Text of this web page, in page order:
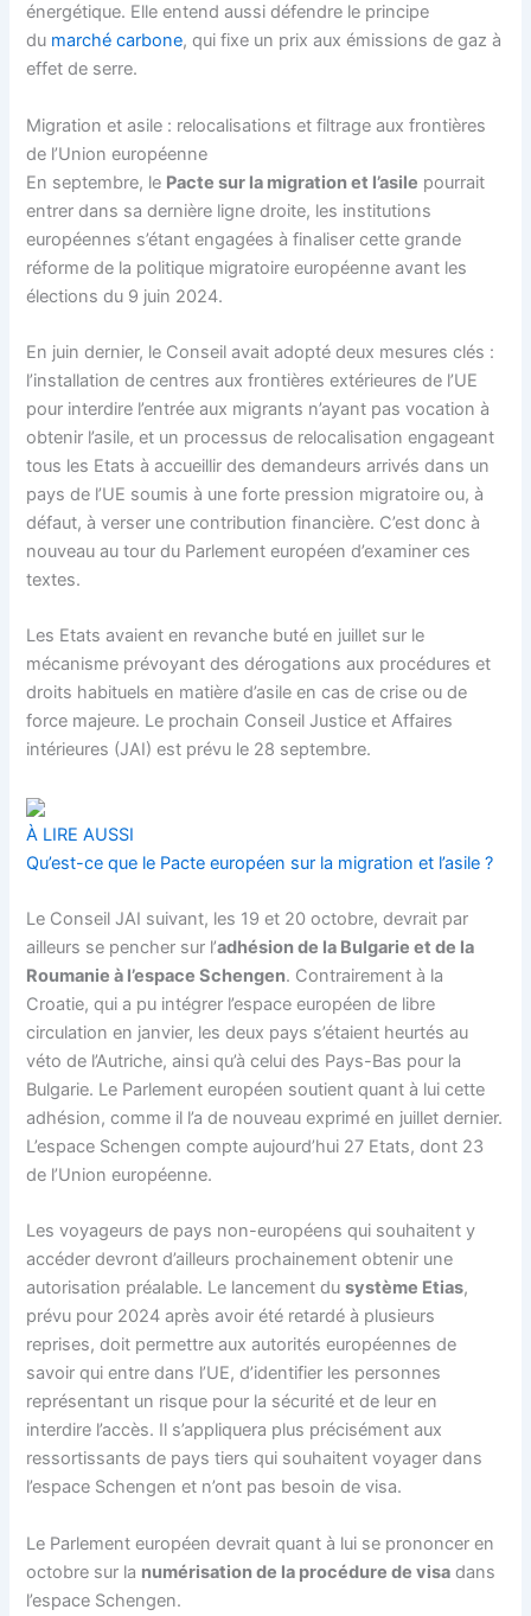
énergétique. Elle entend aussi défendre le principe
du marché carbone, qui fixe un prix aux émissions de gaz à
effet de serre.
Migration et asile : relocalisations et filtrage aux frontières
de l’Union européenne
En septembre, le Pacte sur la migration et l’asile pourrait
entrer dans sa dernière ligne droite, les institutions
européennes s’étant engagées à finaliser cette grande
réforme de la politique migratoire européenne avant les
élections du 9 juin 2024.
En juin dernier, le Conseil avait adopté deux mesures clés :
l’installation de centres aux frontières extérieures de l’UE
pour interdire l’entrée aux migrants n’ayant pas vocation à
obtenir l’asile, et un processus de relocalisation engageant
tous les Etats à accueillir des demandeurs arrivés dans un
pays de l’UE soumis à une forte pression migratoire ou, à
défaut, à verser une contribution financière. C’est donc à
nouveau au tour du Parlement européen d’examiner ces
textes.
Les Etats avaient en revanche buté en juillet sur le
mécanisme prévoyant des dérogations aux procédures et
droits habituels en matière d’asile en cas de crise ou de
force majeure. Le prochain Conseil Justice et Affaires
intérieures (JAI) est prévu le 28 septembre.
À LIRE AUSSI
Qu’est-ce que le Pacte européen sur la migration et l’asile ?
Le Conseil JAI suivant, les 19 et 20 octobre, devrait par
ailleurs se pencher sur l’adhésion de la Bulgarie et de la
Roumanie à l’espaceSchengen. Contrairement à la
Croatie, qui a pu intégrer l’espace européen de libre
circulation en janvier, les deux pays s’étaient heurtés au
véto de l’Autriche, ainsi qu’à celui des Pays-Bas pour la
Bulgarie. Le Parlement européen soutient quant à lui cette
adhésion, comme il l’a de nouveau exprimé en juillet dernier.
L’espace Schengen compte aujourd’hui 27 Etats, dont 23
de l’Union européenne.
Les voyageurs de pays non-européens qui souhaitent y
accéder devront d’ailleurs prochainement obtenir une
autorisation préalable. Le lancement dusystème Etias,
prévu pour 2024 après avoir été retardé à plusieurs
reprises, doit permettre aux autorités européennes de
savoir qui entre dans l’UE, d’identifier les personnes
représentant un risque pour la sécurité et de leur en
interdire l’accès. Il s’appliquera plus précisément aux
ressortissants de pays tiers qui souhaitent voyager dans
l’espace Schengen et n’ont pas besoin de visa.
Le Parlement européen devrait quant à lui se prononcer en
octobre sur la numérisation de la procédure de visa dans
l’espace Schengen.